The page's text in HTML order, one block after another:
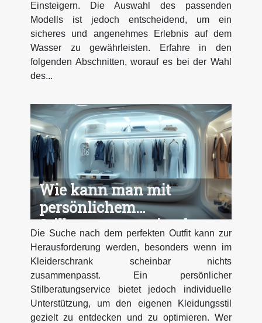
Einsteigern. Die Auswahl des passenden
Modells ist jedoch entscheidend, um ein
sicheres und angenehmes Erlebnis auf dem
Wasser zu gewährleisten. Erfahre in den
folgenden Abschnitten, worauf es bei der Wahl
des...
Wie kann man mit
persönlichem
Stilberatungservice das
perfekte Outfit finden?
Die Suche nach dem perfekten Outfit kann zur
Herausforderung werden, besonders wenn im
Kleiderschrank scheinbar nichts
zusammenpasst. Ein persönlicher
Stilberatungservice bietet jedoch individuelle
Unterstützung, um den eigenen Kleidungsstil
gezielt zu entdecken und zu optimieren. Wer